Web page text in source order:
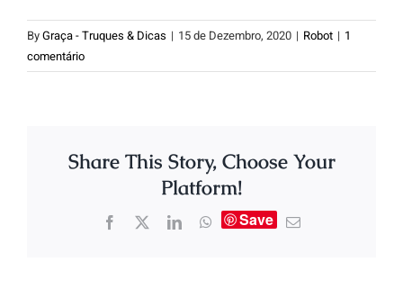
ByGraça - Truques & Dicas | 15 de Dezembro, 2020 | Robot | 1
comentário
Share This Story, Choose Your
Platform!
Save